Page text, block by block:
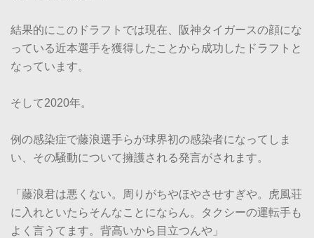
結果的にこのドラフトでは現在、阪神タイガースの顔にな
っている近本選手を獲得したことから成功したドラフトと
なっています。
そして2020年。
例の感染症で藤浪選手らが球界初の感染者になってしま
い、その騒動について擁護される発言がされます。
「藤浪君は悪くない。周りがちやほやさせすぎや。虎風荘
に入れといたらそんなことにならん。タクシーの運転手も
よく言うてます。背高いから目立つんや」